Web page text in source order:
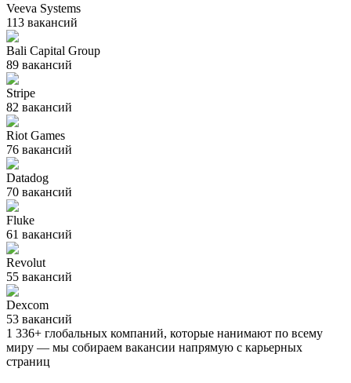
Veeva Systems
113 вакансий
Bali Capital Group
89 вакансий
Stripe
82 вакансий
Riot Games
76 вакансий
Datadog
70 вакансий
Fluke
61 вакансий
Revolut
55 вакансий
Dexcom
53 вакансий
1 336+ глобальных компаний, которые нанимают по всему
миру — мы собираем вакансии напрямую с карьерных
страниц